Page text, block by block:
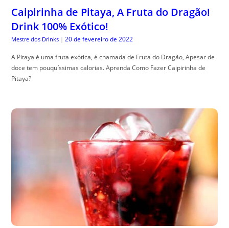
Caipirinha de Pitaya, A Fruta do Dragão!
Drink 100% Exótico!
Mestre dos Drinks | 20 de fevereiro de 2022
A Pitaya é uma fruta exótica, é chamada de Fruta do Dragão, Apesar de
doce tem pouquíssimas calorias. Aprenda Como Fazer Caipirinha de
Pitaya?